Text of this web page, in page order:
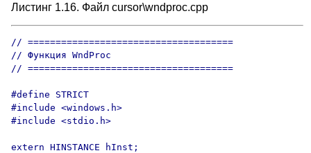
Листинг 1.16. Файл cursor\wndproc.cpp
// =====================================
// Функция WndProc
// =====================================
#define STRICT
#include <windows.h>
#include <stdio.h>
extern HINSTANCE hInst;